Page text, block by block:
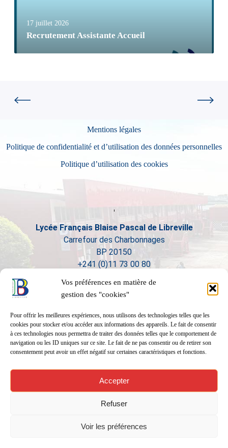
Vos préférences en matière de
gestion des "cookies"
Pour offrir les meilleures expériences, nous utilisons des technologies telles que les
cookies pour stocker et/ou accéder aux informations des appareils. Le fait de consentir
à ces technologies nous permettra de traiter des données telles que le comportement de
navigation ou les ID uniques sur ce site. Le fait de ne pas consentir ou de retirer son
consentement peut avoir un effet négatif sur certaines caractéristiques et fonctions.
Accepter
Refuser
Voir les préférences
17 juillet 2026
Recrutement Assistante Accueil
Mentions légales
Politique de confidentialité et d’utilisation des données personnelles
Politique d’utilisation des cookies
Lycée Français Blaise Pascal de Libreville
Carrefour des Charbonnages
BP 20150
+241 (0)11 73 00 80